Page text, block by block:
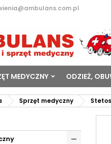
MEDYCZNY ODZIEŻ,
Sprzęt medyczny